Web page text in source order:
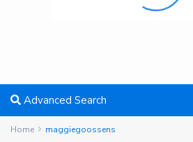
Advanced Search
Home maggiegoossens